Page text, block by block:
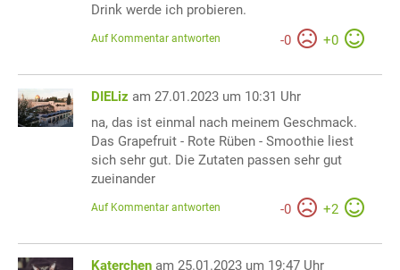
Drink werde ich probieren.
-0 +0
Auf Kommentar antworten
DIELiz am 27.01.2023 um 10:31 Uhr
na, das ist einmal nach meinem Geschmack.
Das Grapefruit - Rote Rüben - Smoothie liest
sich sehr gut. Die Zutaten passen sehr gut
zueinander
-0 +2
Auf Kommentar antworten
Katerchen am 25.01.2023 um 19:47 Uhr